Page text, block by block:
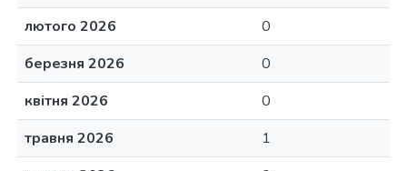
лютого 2026
0
березня 2026
0
квітня 2026
0
травня 2026
1